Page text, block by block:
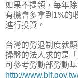
如果不提領， 每年
有機會多拿到1%的
進行投資。
台灣的勞退制度就
操盤的法人求的是
可參考勞動部勞動
http://